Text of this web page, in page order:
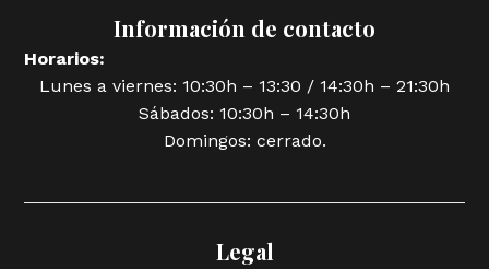
Información de contacto
Horarios:
Lunes a viernes: 10:30h – 13:30 / 14:30h – 21:30h
Sábados: 10:30h – 14:30h
Domingos: cerrado.
Legal